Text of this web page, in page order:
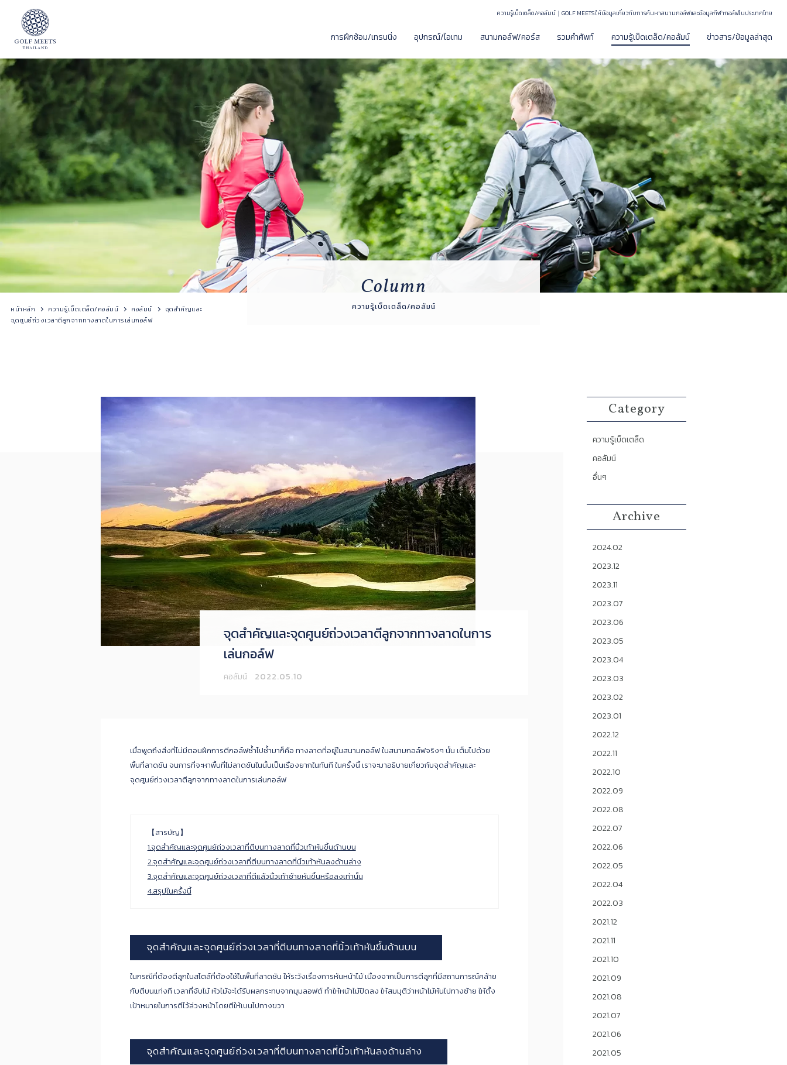
ความรู้เบ็ดเตล็ด/คอลัมน์｜GOLF MEETS ให้ข้อมูลเกี่ยวกับการค้นหาสนามกอล์ฟและข้อมูลกีฬากอล์ฟในประเทศไทย
การฝึกซ้อม/เทรนนิ่ง อุปกรณ์/ไอเทม สนามกอล์ฟ/คอร์ส รวมคำศัพท์ ความรู้เบ็ดเตล็ด/คอลัมน์ ข่าวสาร/ข้อมูลล่าสุด
Column
ความรู้เบ็ดเตล็ด/คอลัมน์
หน้าหลัก ความรู้เบ็ดเตล็ด/คอลัมน์ คอลัมน์
จุดสำคัญและ
จุดศูนย์ถ่วงเวลาตีลูกจากทางลาดในการเล่นกอล์ฟ
จุดสำคัญและจุดศูนย์ถ่วงเวลาตีลูกจากทางลาดในการ
เล่นกอล์ฟ
คอลัมน์ 2022.05.10
เมื่อพูดถึงสิ่งที่ไม่มีตอนฝึกการตีกอล์ฟซ้ำไปซ้ำมาก็คือ ทางลาดที่อยู่ในสนามกอล์ฟ ในสนามกอล์ฟจริงๆ นั้น เต็มไปด้วย
พื้นที่ลาดชัน จนการที่จะหาพื้นที่ไม่ลาดชันในนั้นเป็นเรื่องยากในทันที ในครั้งนี้ เราจะมาอธิบายเกี่ยวกับจุดสำคัญและ
จุดศูนย์ถ่วงเวลาตีลูกจากทางลาดในการเล่นกอล์ฟ
【สารบัญ】
1.จุดสำคัญและจุดศูนย์ถ่วงเวลาที่ตีบนทางลาดที่นิ้วเท้าหันขึ้นด้านบน
2.จุดสำคัญและจุดศูนย์ถ่วงเวลาที่ตีบนทางลาดที่นิ้วเท้าหันลงด้านล่าง
3.จุดสำคัญและจุดศูนย์ถ่วงเวลาที่ตีแล้วนิ้วเท้าซ้ายหันขึ้นหรือลงเท่านั้น
4.สรุปในครั้งนี้
จุดสำคัญและจุดศูนย์ถ่วงเวลาที่ตีบนทางลาดที่นิ้วเท้าหันขึ้นด้านบน
ในกรณีที่ต้องตีลูกในสไตล์ที่ต้องใช้ในพื้นที่ลาดชัน ให้ระวังเรื่องการหันหน้าไม้ เนื่องจากเป็นการตีลูกที่มีสถานการณ์คล้าย
กับตีบนแท่งที เวลาที่จับไม้ หัวไม้จะได้รับผลกระทบจากมุมลอฟต์ ทำให้หน้าไม้ปิดลง ให้สมมุติว่าหน้าไม้หันไปทางซ้าย ให้ตั้ง
เป้าหมายในการตีไว้ล่วงหน้าโดยตีให้เบนไปทางขวา
จุดสำคัญและจุดศูนย์ถ่วงเวลาที่ตีบนทางลาดที่นิ้วเท้าหันลงด้านล่าง
Category
ความรู้เบ็ดเตล็ด
คอลัมน์
อื่นๆ
Archive
2024.02
2023.12
2023.11
2023.07
2023.06
2023.05
2023.04
2023.03
2023.02
2023.01
2022.12
2022.11
2022.10
2022.09
2022.08
2022.07
2022.06
2022.05
2022.04
2022.03
2021.12
2021.11
2021.10
2021.09
2021.08
2021.07
2021.06
2021.05